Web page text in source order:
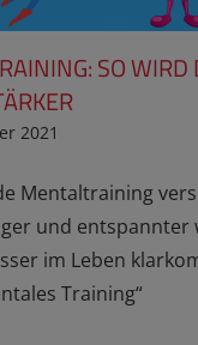
SO WIRD
2021
Mentaltraining
und entspannter
im Leben
Training“